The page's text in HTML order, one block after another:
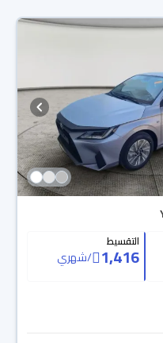
التقسيط
1,416
/شهري